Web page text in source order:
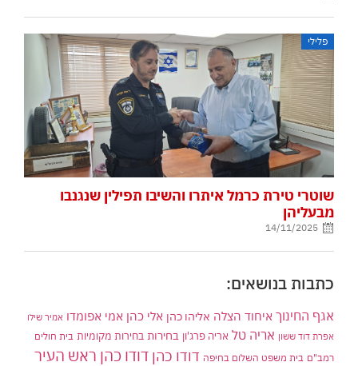
פלילי
שוטרי טירת כרמל איתרו והשיבו תפילין שנגנבו
מבעליהן
14/11/2025
כתבות בנושאים:
אגף החינוך איחוד הצלה אליהו כהן אלי כהן אמי אפומדו אמיר שילו
אפרת דוד ששון אריה טל אריה פרג'ון בחירות בחירות מקומיות בית חולים
רמב"ם בית משפט השלום בחיפה דודו כהן דודו כהן ראש העיר